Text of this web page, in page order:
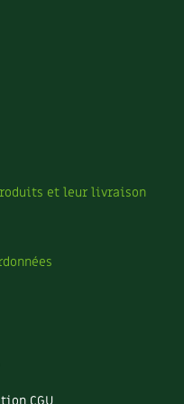
et leur livraison
CGU